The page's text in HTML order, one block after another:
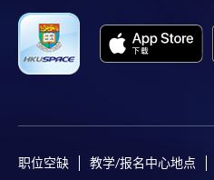
职位空缺 教学/报名中心地点